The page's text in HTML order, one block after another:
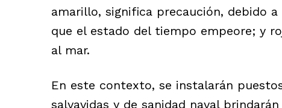
amarillo, significa precaución, debido
que el estado del tiempo empeore; y
al mar.
En este contexto, se instalarán
salvavidas y de sanidad naval